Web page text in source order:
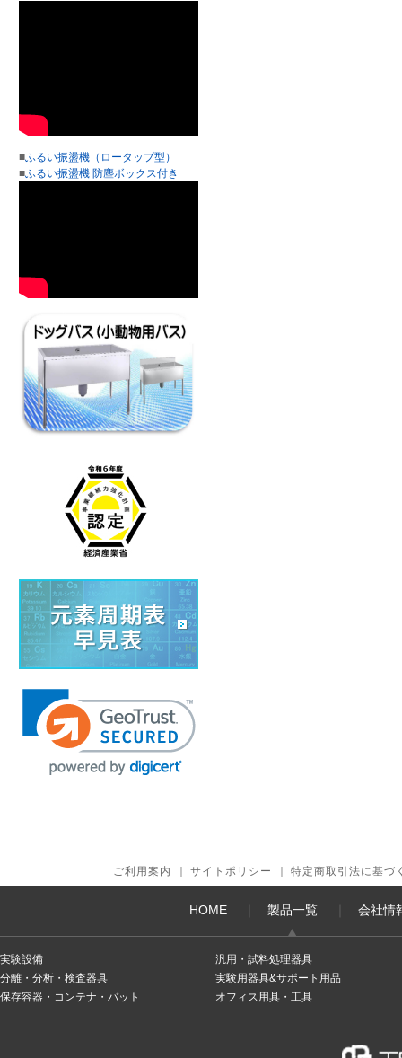
■ふるい振盪機（ロータップ型）
■ふるい振盪機 防塵ボックス付き
ご利用案内 サイトポリシー 特定商取引法に基づ
HOME 製品一覧 会社情
実験設備
汎用・試料処理器具
分離・分析・検査器具
実験用器具&サポート用品
保存容器・コンテナ・バット
オフィス用具・工具